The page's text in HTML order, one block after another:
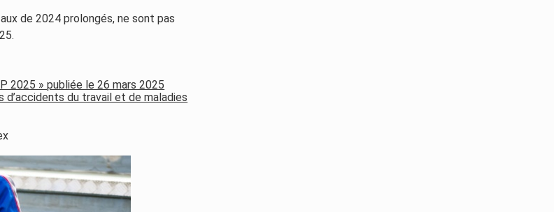
de 2024 prolongés, ne sont pas
2025 » publiée le 26 mars 2025
du travail et de maladies